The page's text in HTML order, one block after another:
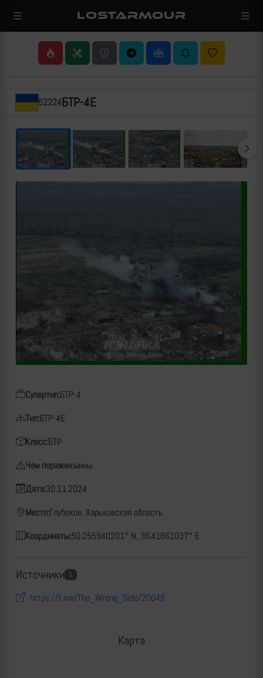
LOSTARMOUR
52224БТР-4Е
Супертип:БТР-4
Тип:БТР-4Е
Класс:БТР
Чем поражен:мины
Дата:30.11.2024
Место:Глубокое, Харьковская область
Координаты:50.255940201° N, 36.41861037° E
Источники 1
https://t.me/The_Wrong_Side/20048
Карта